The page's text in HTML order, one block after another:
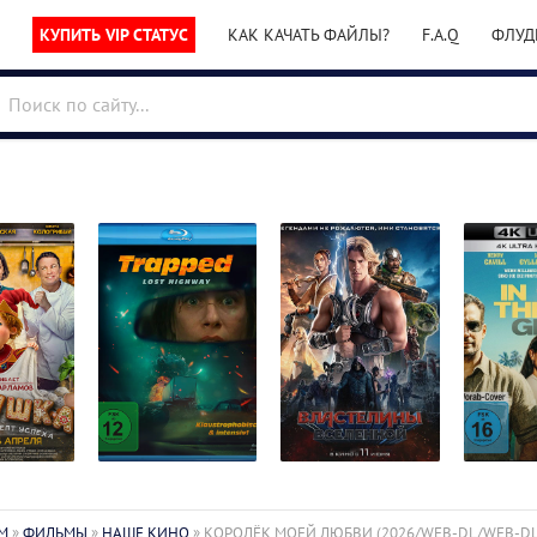
КУПИТЬ VIP СТАТУС КАК КАЧАТЬ ФАЙЛЫ? F.A.Q
Escape
вселенной /
In the
»ФИЛЬМЫ » НАШЕ КИНО» КОРОЛЁК МОЕЙ ЛЮБВИ (2026/WEB-DL/WEB-